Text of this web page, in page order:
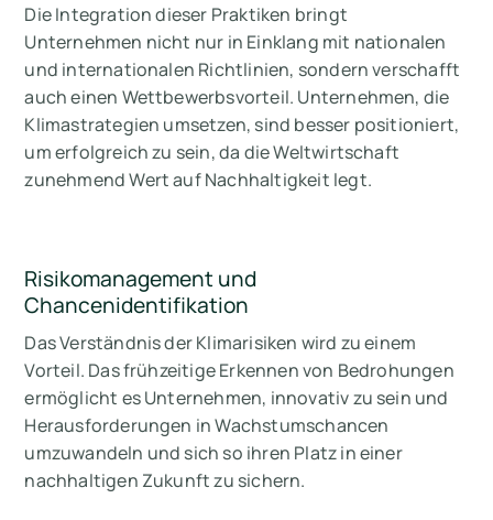
Die Integration dieser Praktiken bringt
Unternehmen nicht nur in Einklang mit nationalen
und internationalen Richtlinien, sondern verschafft
auch einen Wettbewerbsvorteil. Unternehmen, die
Klimastrategien umsetzen, sind besser positioniert,
um erfolgreich zu sein, da die Weltwirtschaft
zunehmend Wert auf Nachhaltigkeit legt.
Risikomanagement und
Chancenidentifikation
Das Verständnis der Klimarisiken wird zu einem
Vorteil. Das frühzeitige Erkennen von Bedrohungen
ermöglicht es Unternehmen, innovativ zu sein und
Herausforderungen in Wachstumschancen
umzuwandeln und sich so ihren Platz in einer
nachhaltigen Zukunft zu sichern.